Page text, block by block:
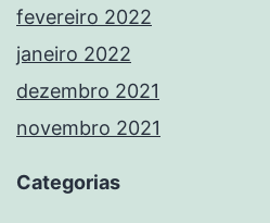
fevereiro 2022
janeiro 2022
dezembro 2021
novembro 2021
Categorias